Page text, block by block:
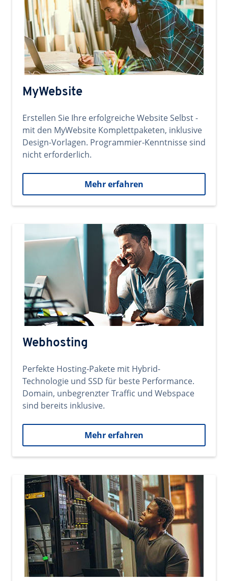
MyWebsite
Erstellen Sie Ihre erfolgreiche Website Selbst -
mit den MyWebsite Komplettpaketen, inklusive
Design-Vorlagen. Programmier-Kenntnisse sind
nicht erforderlich.
Mehr erfahren
Webhosting
Perfekte Hosting-Pakete mit Hybrid-
Technologie und SSD für beste Performance.
Domain, unbegrenzter Traffic und Webspace
sind bereits inklusive.
Mehr erfahren